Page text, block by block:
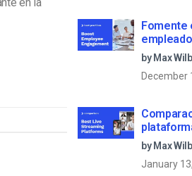
Fomente
en directo
by Max
December
directo en
by Max
January